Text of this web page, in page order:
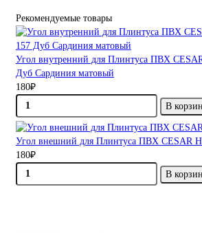
Рекомендуемые товары
Угол внутренний для Плинтуса ПВХ
Дуб Сардиния матовый
180₽
В
Угол внешний для Плинтуса ПВХ CESAR
180₽
В